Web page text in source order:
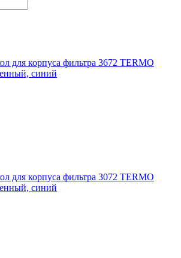
для корпуса фильтра 3672 TERMO
синий
для корпуса фильтра 3072 TERMO
синий